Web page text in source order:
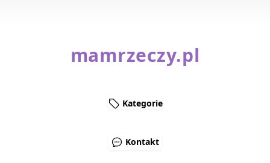
mamrzeczy.pl
Kategorie
Kontakt